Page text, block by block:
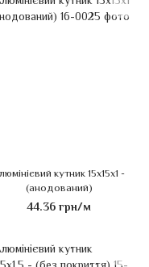
кутник 15x15x1 -
(анодований)
44.36 грн/м